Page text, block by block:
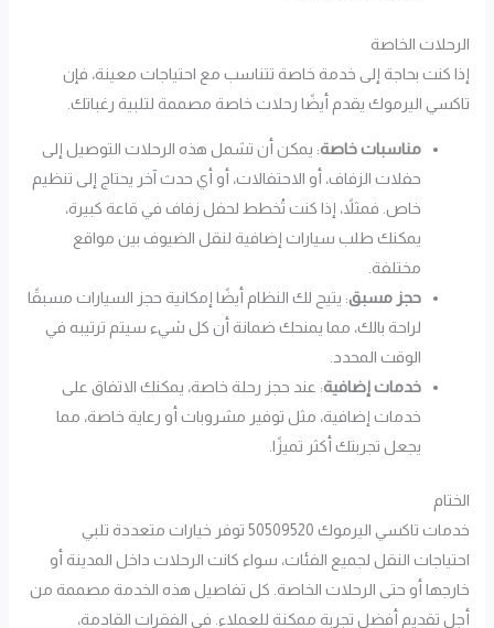
الرحلات الخاصة
إذا كنت بحاجة إلى خدمة خاصة تتناسب مع احتياجات معينة، فإن
تاكسي اليرموك يقدم أيضًا رحلات خاصة مصممة لتلبية رغباتك.
مناسبات خاصة: يمكن أن تشمل هذه الرحلات التوصيل إلى
حفلات الزفاف، أو الاحتفالات، أو أي حدث آخر يحتاج إلى تنظيم
خاص. فمثلاً، إذا كنت تُخطط لحفل زفاف في قاعة كبيرة،
يمكنك طلب سيارات إضافية لنقل الضيوف بين مواقع
مختلفة.
حجز مسبق: يتيح لك النظام أيضًا إمكانية حجز السيارات مسبقًا
لراحة بالك، مما يمنحك ضمانة أن كل شيء سيتم ترتيبه في
الوقت المحدد.
خدمات إضافية: عند حجز رحلة خاصة، يمكنك الاتفاق على
خدمات إضافية، مثل توفير مشروبات أو رعاية خاصة، مما
يجعل تجربتك أكثر تميزًا.
الختام
خدمات تاكسي اليرموك 50509520 توفر خيارات متعددة تلبي
احتياجات النقل لجميع الفئات، سواء كانت الرحلات داخل المدينة أو
خارجها أو حتى الرحلات الخاصة. كل تفاصيل هذه الخدمة مصممة من
أجل تقديم أفضل تجربة ممكنة للعملاء. في الفقرات القادمة،